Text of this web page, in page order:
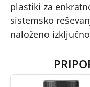
plastiki za
sistemsko
naloženo